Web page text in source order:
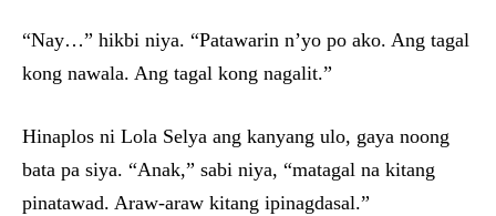
“Nay…” hikbi niya. “Patawarin n’yo po ako. Ang tagal
kong nawala. Ang tagal kong nagalit.”
Hinaplos ni Lola Selya ang kanyang ulo, gaya noong
bata pa siya. “Anak,” sabi niya, “matagal na kitang
pinatawad. Araw-araw kitang ipinagdasal.”